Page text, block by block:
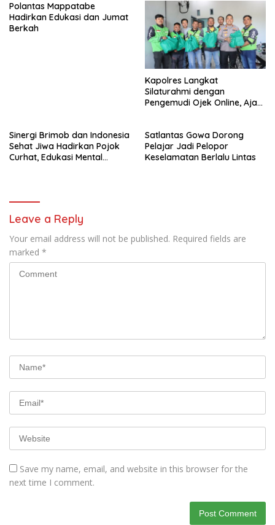
Polantas Mappatabe
Hadirkan Edukasi dan Jumat
Berkah
Kapolres Langkat
Silaturahmi dengan
Pengemudi Ojek Online, Ajak
Sinergi Brimob dan Indonesia
Sehat Jiwa Hadirkan Pojok
Curhat, Edukasi Mental
Satlantas Gowa Dorong
Pelajar Jadi Pelopor
Keselamatan Berlalu Lintas
Leave a Reply
Your email address will not be published. Required fields are
marked *
Save my name, email, and website in this browser for the
next time I comment.